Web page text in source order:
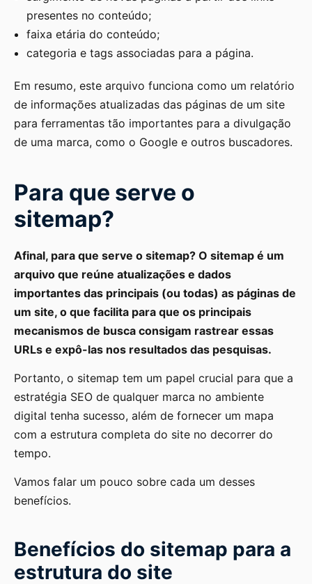
presentes no conteúdo;
faixa etária do conteúdo;
categoria e tags associadas para a página.
Em resumo, este arquivo funciona como um relatório
de informações atualizadas das páginas de um site
para ferramentas tão importantes para a divulgação
de uma marca, como o Google e outros buscadores.
Para que serve o
sitemap?
Afinal, para que serve o sitemap? O sitemap é um
arquivo que reúne atualizações e dados
importantes das principais (ou todas) as páginas de
um site, o que facilita para que os principais
mecanismos de busca consigam rastrear essas
URLs e expô-las nos resultados das pesquisas.
Portanto, o sitemap tem um papel crucial para que a
estratégia SEO de qualquer marca no ambiente
digital tenha sucesso, além de fornecer um mapa
com a estrutura completa do site no decorrer do
tempo.
Vamos falar um pouco sobre cada um desses
benefícios.
Benefícios do sitemap para a
estrutura do site